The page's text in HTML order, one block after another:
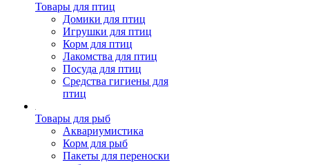
Товары для птиц
Домики для птиц
Игрушки для птиц
Корм для птиц
Лакомства для птиц
Посуда для птиц
Средства гигиены для
птиц
Товары для рыб
Аквариумистика
Корм для рыб
Пакеты для переноски